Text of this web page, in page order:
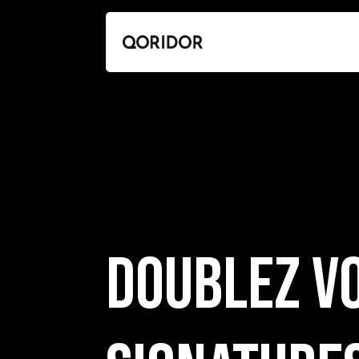
Doublez